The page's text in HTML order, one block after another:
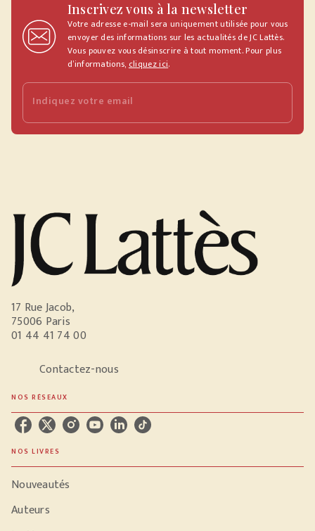
Inscrivez vous à la newsletter
Votre adresse e-mail sera uniquement utilisée pour vous
envoyer des informations sur les actualités de JC Lattès.
Vous pouvez vous désinscrire à tout moment. Pour plus
d’informations,cliquez ici.
Indiquez votre email
17 Rue Jacob,
75006 Paris
01 44 41 74 00
Contactez-nous
NOS RÉSEAUX
NOS LIVRES
Nouveautés
Auteurs